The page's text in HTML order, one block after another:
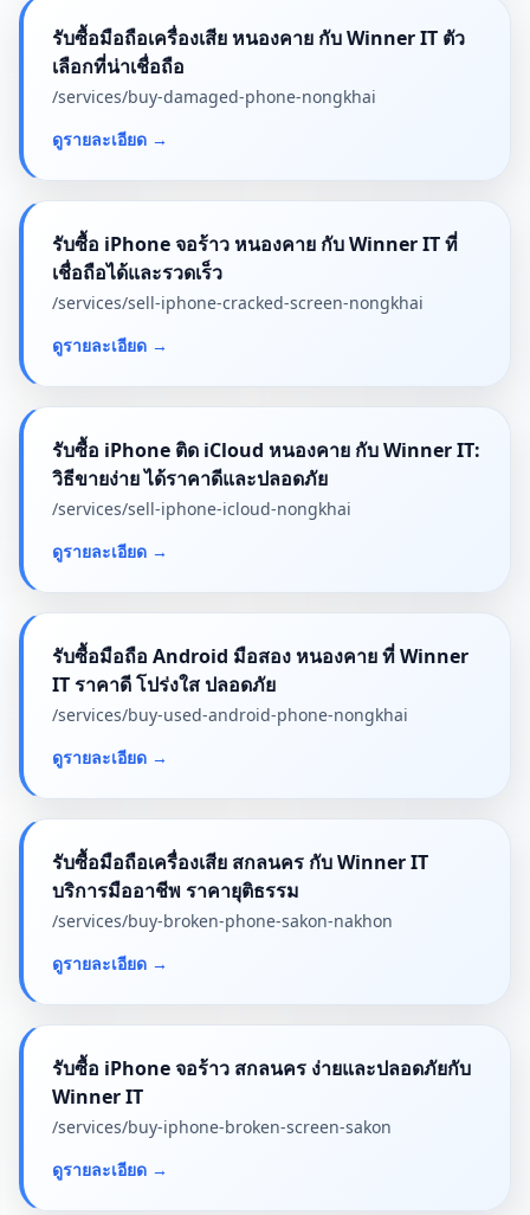
รับซื้อมือถือเครื่องเสีย หนองคาย กับ Winner IT ตัว
เลือกที่น่าเชื่อถือ
/services/buy-damaged-phone-nongkhai
ดูรายละเอียด →
รับซื้อ iPhone จอร้าว หนองคาย กับ Winner IT ที่
เชื่อถือได้และรวดเร็ว
/services/sell-iphone-cracked-screen-nongkhai
ดูรายละเอียด →
รับซื้อ iPhone ติด iCloud หนองคาย กับ Winner IT:
วิธีขายง่าย ได้ราคาดีและปลอดภัย
/services/sell-iphone-icloud-nongkhai
ดูรายละเอียด →
รับซื้อมือถือ Android มือสอง หนองคาย ที่ Winner
IT ราคาดี โปร่งใส ปลอดภัย
/services/buy-used-android-phone-nongkhai
ดูรายละเอียด →
รับซื้อมือถือเครื่องเสีย สกลนคร กับ Winner IT
บริการมืออาชีพ ราคายุติธรรม
/services/buy-broken-phone-sakon-nakhon
ดูรายละเอียด →
รับซื้อ iPhone จอร้าว สกลนคร ง่ายและปลอดภัยกับ
Winner IT
/services/buy-iphone-broken-screen-sakon
ดูรายละเอียด →